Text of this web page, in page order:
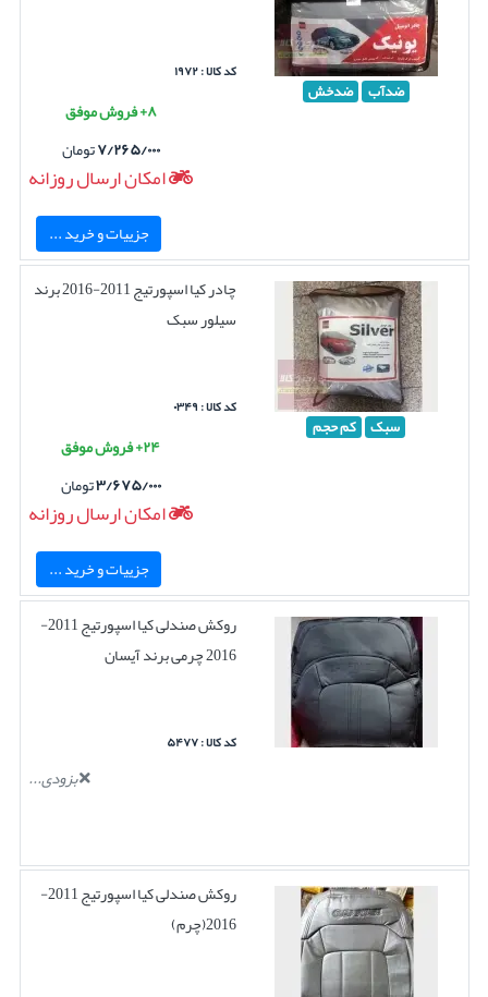
ضدآب ضدخش
کد کالا : ۱۹۷۲
۸+ فروش موفق
۷/۲۶۵/۰۰۰تومان
امکان ارسال روزانه
جزییات و خرید ...
سبک کم حجم
چادر کیا اسپورتیج 2011-2016 برند
سیلور سبک
کد کالا : ۰۳۴۹
۲۴+ فروش موفق
۳/۶۷۵/۰۰۰تومان
امکان ارسال روزانه
جزییات و خرید ...
روکش صندلی کیا اسپورتیج 2011-
2016 چرمی برند آیسان
کد کالا : ۵۴۷۷
بزودی...
روکش صندلی کیا اسپورتیج 2011-
2016(چرم)